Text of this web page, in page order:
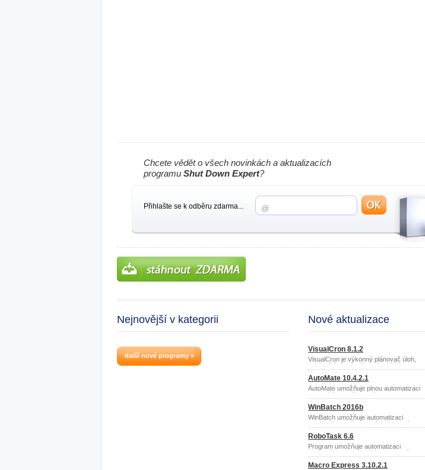
Chcete vědět o všech novinkách a aktualizacích
programu Shut Down Expert?
Přihlašte se k odběru zdarma...
Nejnovější v kategorii
další nové programy »
Nové aktualizace
VisualCron 8.1.2
VisualCron je výkonný plánovač úloh,
nabízející více možností a větší flexibilitu
než standardní plánovač, který je
součástí Windows.
AutoMate 10.4.2.1
AutoMate umožňuje plnou automatizaci
opakujících se činností.
WinBatch 2016b
WinBatch umožňuje automatizaci
libovolných, každodenních činností,
které provádíte na vašem počítači
(spouštění aplikací, zálohování a správa
souborů, údržba počítače, vyplňování
webových formulářů, apod.
RoboTask 6.6
Program umožňuje automatizaci
libovolných kombinací úloh spojených s
používáním počítače: spuštění aplikace,
otevření webových stránek, kontrola
Macro Express 3.10.2.1